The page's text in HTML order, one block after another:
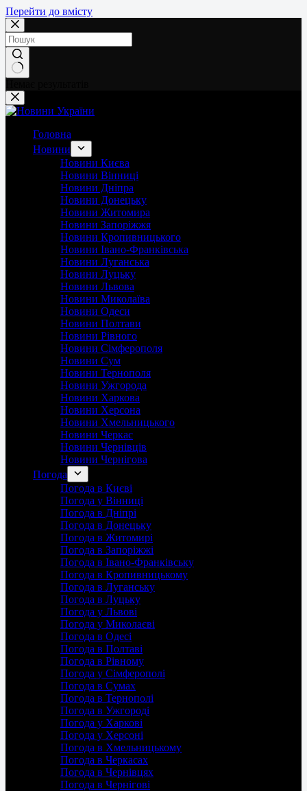
Перейти до вмісту
Головна
Новини
Новини Києва
Новини Вінниці
Новини Дніпра
Новини Донецьку
Новини Житомира
Новини Запоріжжя
Новини Кропивницького
Новини Івано-Франківська
Новини Луганська
Новини Луцьку
Новини Львова
Новини Миколаїва
Новини Одеси
Новини Полтави
Новини Рівного
Новини Сімферополя
Новини Сум
Новини Тернополя
Новини Ужгорода
Новини Харкова
Новини Херсона
Новини Хмельницького
Новини Черкас
Новини Чернівців
Новини Чернігова
Погода
Погода в Києві
Погода у Вінниці
Погода в Дніпрі
Погода в Донецьку
Погода в Житомирі
Погода в Запоріжжі
Погода в Івано-Франківську
Погода в Кропивницькому
Погода в Луганську
Погода в Луцьку
Погода у Львові
Погода у Миколаєві
Погода в Одесі
Погода в Полтаві
Погода в Рівному
Погода у Сімферополі
Погода в Сумах
Погода в Тернополі
Погода в Ужгороді
Погода у Харкові
Погода у Херсоні
Погода в Хмельницькому
Погода в Черкасах
Погода в Чернівцях
Погода в Чернігові